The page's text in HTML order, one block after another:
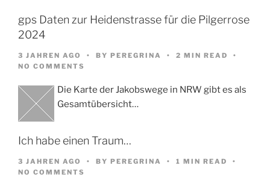
gps Daten zur Heidenstrasse für die Pilgerrose
2024
3 JAHREN AGO BY PEREGRINA
2 MIN READ
NO COMMENTS
Die Karte der Jakobswege in NRW gibt es als
Gesamtübersicht…
Ich habe einen Traum…
3 JAHREN AGO BY PEREGRINA
1 MIN READ
NO COMMENTS